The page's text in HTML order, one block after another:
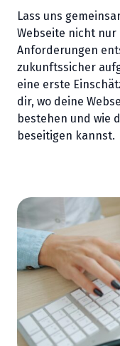
Lass uns
Webseite nicht
Anforderungen
zukunftssicher
eine erste
dir, wo deine
bestehen und wie
beseitigen kannst.